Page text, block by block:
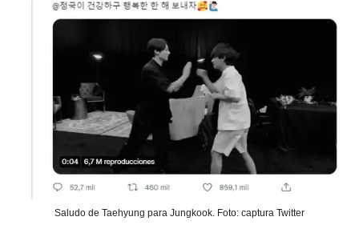
Saludo de Taehyung para Jungkook. Foto: captura Twitter